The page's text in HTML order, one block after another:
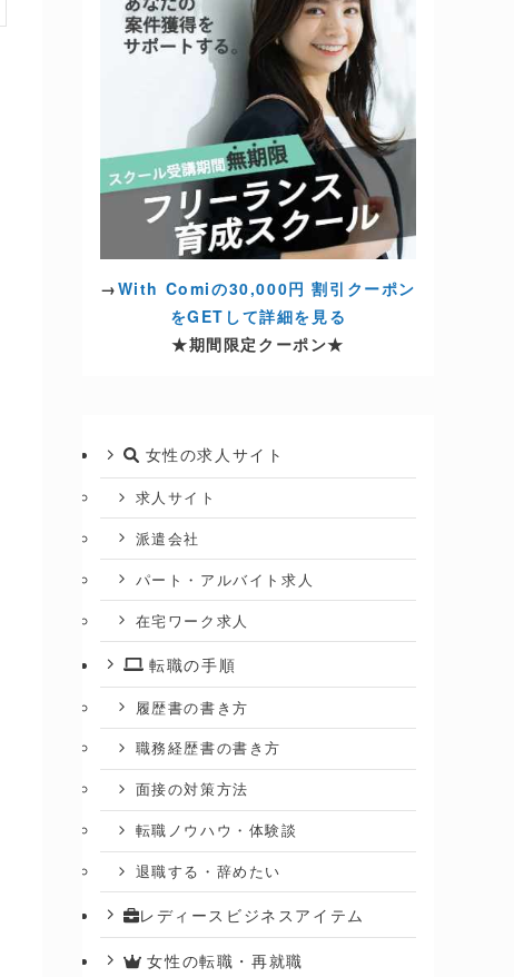
→With Comiの30,000円 割引クーポン
をGETして詳細を見る
★期間限定クーポン★
女性の求人サイト
求人サイト
派遣会社
パート・アルバイト求人
在宅ワーク求人
転職の手順
履歴書の書き方
職務経歴書の書き方
面接の対策方法
転職ノウハウ・体験談
退職する・辞めたい
レディースビジネスアイテム
女性の転職・再就職